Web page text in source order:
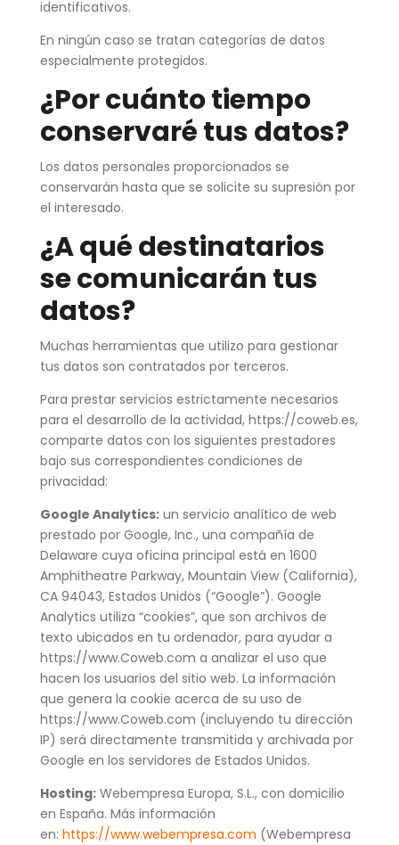
identificativos.
En ningún caso se tratan categorías de datos
especialmente protegidos.
¿Por cuánto tiempo
conservaré tus datos?
Los datos personales proporcionados se
conservarán hasta que se solicite su supresión por
el interesado.
¿A qué destinatarios
se comunicarán tus
datos?
Muchas herramientas que utilizo para gestionar
tus datos son contratados por terceros.
Para prestar servicios estrictamente necesarios
para el desarrollo de la actividad, https://coweb.es,
comparte datos con los siguientes prestadores
bajo sus correspondientes condiciones de
privacidad:
Google Analytics:un servicio analítico de web
prestado por Google, Inc., una compañía de
Delaware cuya oficina principal está en 1600
Amphitheatre Parkway, Mountain View (California),
CA 94043, Estados Unidos (“Google”). Google
Analytics utiliza “cookies”, que son archivos de
texto ubicados en tu ordenador, para ayudar a
https://www.Coweb.com a analizar el uso que
hacen los usuarios del sitio web. La información
que genera la cookie acerca de su uso de
https://www.Coweb.com (incluyendo tu dirección
IP) será directamente transmitida y archivada por
Google en los servidores de Estados Unidos.
Hosting:Webempresa Europa, S.L., con domicilio
en España. Más información
en: https://www.webempresa.com (Webempresa